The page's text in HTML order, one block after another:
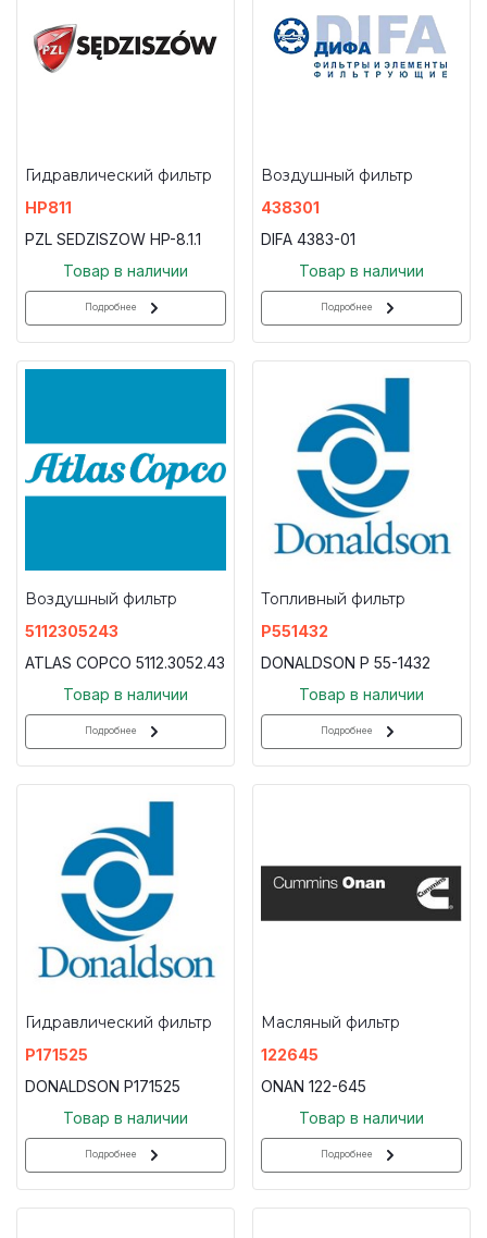
Гидравлический фильтр
HP811
PZL SEDZISZOW HP-8.1.1
Товар в наличии
Подробнее
Воздушный фильтр
438301
DIFA 4383-01
Товар в наличии
Подробнее
Воздушный фильтр
5112305243
ATLAS COPCO 5112.3052.43
Товар в наличии
Подробнее
Топливный фильтр
P551432
DONALDSON P 55-1432
Товар в наличии
Подробнее
Гидравлический фильтр
P171525
DONALDSON P171525
Товар в наличии
Подробнее
Масляный фильтр
122645
ONAN 122-645
Товар в наличии
Подробнее